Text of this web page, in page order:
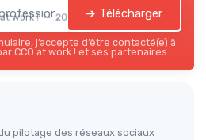
at work ! — 2026 ➔ Télécharger
j’accepte d’être contacté(e) à
CCO at work ! et ses partenaires.
pilotage des réseaux sociaux